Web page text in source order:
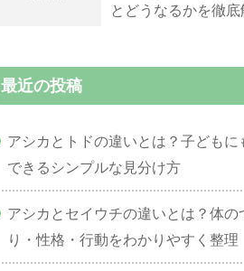
とどうなるかを徹底
最近の投稿
アシカとトドの違いとは？子どもに
できるシンプルな見分け方
アシカとセイウチの違いとは？体の
り・性格・行動をわかりやすく整理